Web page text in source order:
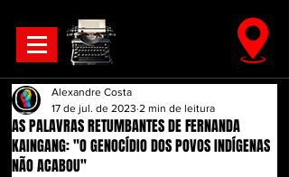
AS PALAVRAS RETUMBANTES DE FERNANDA
KAINGANG: "O GENOCÍDIO DOS POVOS INDÍGENAS
NÃO ACABOU"
Alexandre Costa
17 de jul. de 2023 2 min de leitura